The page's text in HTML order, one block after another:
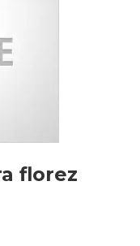
florez